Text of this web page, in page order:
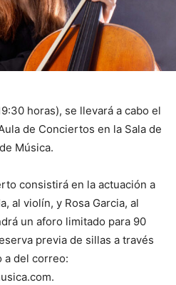
horas), se llevará a cabo el
de Conciertos en la Sala de
Música.
consistirá en la actuación a
al violín, y Rosa Garcia, al
un aforo limitado para 90
previa de sillas a través
a del correo: